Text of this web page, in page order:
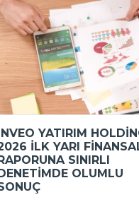
YATIRIM
ILK YARI
SINIRLI
OLUMLU